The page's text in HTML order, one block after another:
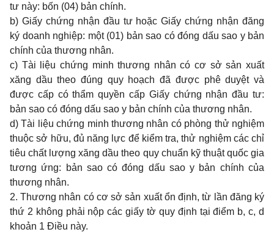
tư này: bốn (04) bản chính.
b) Giấy chứng nhận đầu tư hoặc Giấy chứng nhận đăng
ký doanh nghiệp: một (01) bản sao có đóng dấu sao y bản
chính của thương nhân.
c) Tài liệu chứng minh thương nhân có cơ sở sản xuất
xăng dầu theo đúng quy hoạch đã được phê duyệt và
được cấp có thẩm quyền cấp Giấy chứng nhận đầu tư:
bản sao có đóng dấu sao y bản chính của thương nhân.
d) Tài liệu chứng minh thương nhân có phòng thử nghiệm
thuộc sở hữu, đủ năng lực để kiểm tra, thử nghiệm các chỉ
tiêu chất lượng xăng dầu theo quy chuẩn kỹ thuật quốc gia
tương ứng: bản sao có đóng dấu sao y bản chính của
thương nhân.
2. Thương nhân có cơ sở sản xuất ổn định, từ lần đăng ký
thứ 2 không phải nộp các giấy tờ quy định tại điểm b, c, d
khoản 1 Điều này.